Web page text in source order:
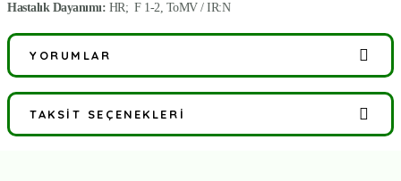
Hastalık Dayanımı: HR; F 1-2, ToMV / IR:N
YORUMLAR
Bu ürüne ilk yorumu siz yapın!
TAKSIT SEÇENEKLERI